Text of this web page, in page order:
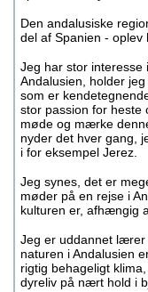
Den andalusiske
del af Spanien - oplev
Jeg har stor
Andalusien, holder
som er
stor passion for heste
møde og mærke
nyder det hver gang,
i for eksempel Jerez.
Jeg synes, det er
møder på en rejse i
kulturen er, afhængig
Jeg er uddannet lærer
naturen i Andalusien
rigtig behageligt
dyreliv på nært hold i